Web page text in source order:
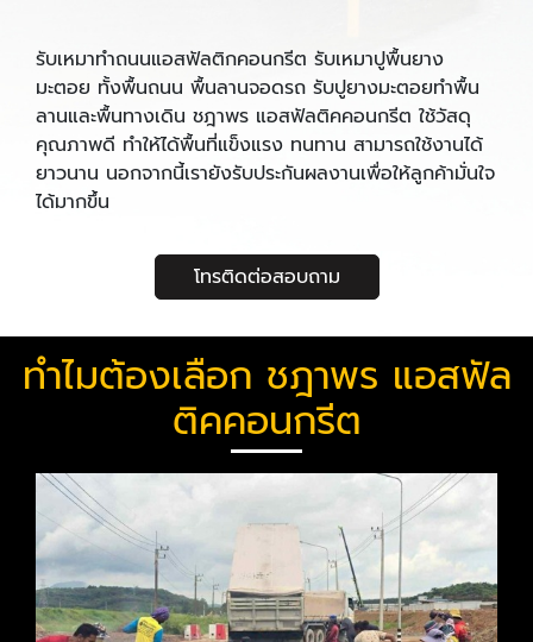
รับเหมาทำถนนแอสฟัลติกคอนกรีต รับเหมาปูพื้นยาง
มะตอย ทั้งพื้นถนน พื้นลานจอดรถ รับปูยางมะตอยทำพื้น
ลานและพื้นทางเดิน ชฎาพร แอสฟัลติคคอนกรีต ใช้วัสดุ
คุณภาพดี ทำให้ได้พื้นที่แข็งแรง ทนทาน สามารถใช้งานได้
ยาวนาน นอกจากนี้เรายังรับประกันผลงานเพื่อให้ลูกค้ามั่นใจ
ได้มากขึ้น
โทรติดต่อสอบถาม
ทำไมต้องเลือก ชฎาพร แอสฟัล
ติคคอนกรีต